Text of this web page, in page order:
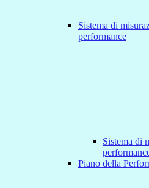
Sistema di
performance
Sistema di
Piano della